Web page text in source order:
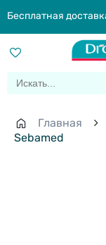
Бесплатная
Главная
Sebamed